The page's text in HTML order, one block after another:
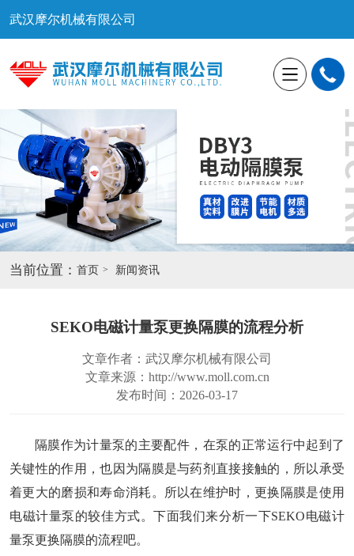
武汉摩尔机械有限公司
当前位置： 首页 新闻资讯
SEKO电磁计量泵更换隔膜的流程分析
文章作者：武汉摩尔机械有限公司
文章来源：http://www.moll.com.cn
发布时间：2026-03-17
隔膜作为计量泵的主要配件，在泵的正常运行中起到了
关键性的作用，也因为隔膜是与药剂直接接触的，所以承受
着更大的磨损和寿命消耗。所以在维护时，更换隔膜是使用
电磁计量泵的较佳方式。下面我们来分析一下SEKO电磁计
量泵更换隔膜的流程吧。